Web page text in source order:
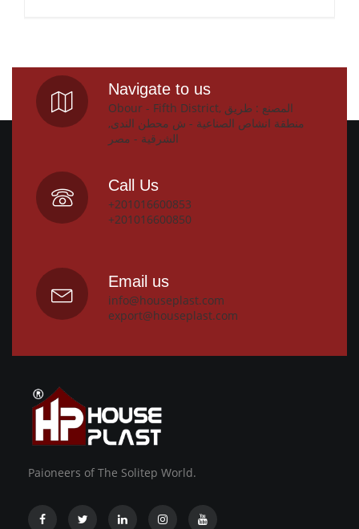
Navigate to us
Obour - Fifth District, المصنع : طريق
منطقة انشاص الصناعية - ش محطن الندى,
الشرقية - مصر
Call Us
+201016600853
+201016600850
Email us
info@houseplast.com
export@houseplast.com
Paioneers of The Solitep World.